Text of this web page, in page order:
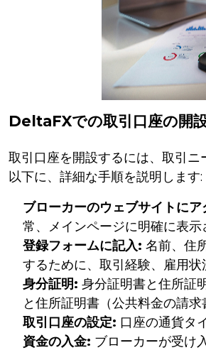
DeltaFXでの取引口座の開
取引口座を開設するには、取引ニ
以下に、詳細な手順を説明します:
ブローカーのウェブサイトにア
常、メインページに明確に表示
登録フォームに記入: 名前、住
するために、取引経験、雇用
身分証明: 身分証明書と住所証
と住所証明書（公共料金の請
取引口座の設定: 口座の通貨タ
資金の入金: ブローカーが受け